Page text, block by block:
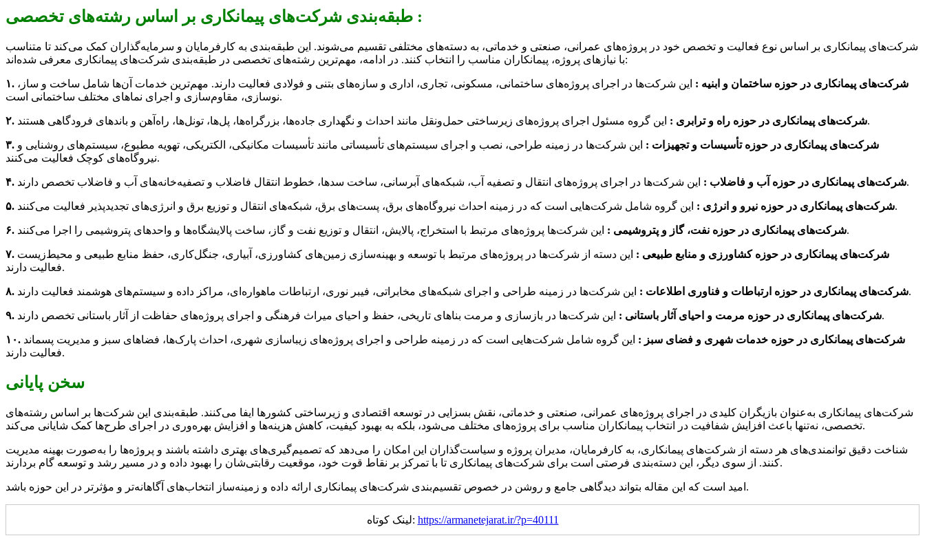
طبقه‌بندی شرکت‌های پیمانکاری بر اساس رشته‌های تخصصی :
شرکت‌های پیمانکاری بر اساس نوع فعالیت و تخصص خود در پروژه‌های عمرانی، صنعتی و خدماتی، به دسته‌های مختلفی تقسیم می‌شوند. این طبقه‌بندی به کارفرمایان و سرمایه‌گذاران کمک می‌کند تا متناسب
با نیازهای پروژه، پیمانکاران مناسب را انتخاب کنند. در ادامه، مهم‌ترین رشته‌های تخصصی در طبقه‌بندی شرکت‌های پیمانکاری معرفی شده‌اند:
۱. شرکت‌های پیمانکاری در حوزه ساختمان و ابنیه : این شرکت‌ها در اجرای پروژه‌های ساختمانی، مسکونی، تجاری، اداری و سازه‌های بتنی و فولادی فعالیت دارند. مهم‌ترین خدمات آن‌ها شامل ساخت و ساز،
نوسازی، مقاوم‌سازی و اجرای نماهای مختلف ساختمانی است.
۲. شرکت‌های پیمانکاری در حوزه راه و ترابری :این گروه مسئول اجرای پروژه‌های زیرساختی حمل‌ونقل مانند احداث و نگهداری جاده‌ها، بزرگراه‌ها، پل‌ها، تونل‌ها، راه‌آهن و باندهای فرودگاهی هستند.
۳. شرکت‌های پیمانکاری در حوزه تأسیسات و تجهیزات : این شرکت‌ها در زمینه طراحی، نصب و اجرای سیستم‌های تأسیساتی مانند تأسیسات مکانیکی، الکتریکی، تهویه مطبوع، سیستم‌های روشنایی و
نیروگاه‌های کوچک فعالیت می‌کنند.
۴. شرکت‌های پیمانکاری در حوزه آب و فاضلاب :این شرکت‌ها در اجرای پروژه‌های انتقال و تصفیه آب، شبکه‌های آبرسانی، ساخت سدها، خطوط انتقال فاضلاب و تصفیه‌خانه‌های آب و فاضلاب تخصص دارند.
۵. شرکت‌های پیمانکاری در حوزه نیرو و انرژی :این گروه شامل شرکت‌هایی است که در زمینه احداث نیروگاه‌های برق، پست‌های برق، شبکه‌های انتقال و توزیع برق و انرژی‌های تجدیدپذیر فعالیت می‌کنند.
۶. شرکت‌های پیمانکاری در حوزه نفت، گاز و پتروشیمی :این شرکت‌ها پروژه‌های مرتبط با استخراج، پالایش، انتقال و توزیع نفت و گاز، ساخت پالایشگاه‌ها و واحدهای پتروشیمی را اجرا می‌کنند.
۷. شرکت‌های پیمانکاری در حوزه کشاورزی و منابع طبیعی : این دسته از شرکت‌ها در پروژه‌های مرتبط با توسعه و بهینه‌سازی زمین‌های کشاورزی، آبیاری، جنگل‌کاری، حفظ منابع طبیعی و محیط‌زیست
فعالیت دارند.
۸. شرکت‌های پیمانکاری در حوزه ارتباطات و فناوری اطلاعات :این شرکت‌ها در زمینه طراحی و اجرای شبکه‌های مخابراتی، فیبر نوری، ارتباطات ماهواره‌ای، مراکز داده و سیستم‌های هوشمند فعالیت دارند.
۹. شرکت‌های پیمانکاری در حوزه مرمت و احیای آثار باستانی :این شرکت‌ها در بازسازی و مرمت بناهای تاریخی، حفظ و احیای میراث فرهنگی و اجرای پروژه‌های حفاظت از آثار باستانی تخصص دارند.
۱۰. شرکت‌های پیمانکاری در حوزه خدمات شهری و فضای سبز : این گروه شامل شرکت‌هایی است که در زمینه طراحی و اجرای پروژه‌های زیباسازی شهری، احداث پارک‌ها، فضاهای سبز و مدیریت پسماند
فعالیت دارند.
سخن پایانی
شرکت‌های پیمانکاری به‌عنوان بازیگران کلیدی در اجرای پروژه‌های عمرانی، صنعتی و خدماتی، نقش بسزایی در توسعه اقتصادی و زیرساختی کشورها ایفا می‌کنند. طبقه‌بندی این شرکت‌ها بر اساس رشته‌های
تخصصی، نه‌تنها باعث افزایش شفافیت در انتخاب پیمانکاران مناسب برای پروژه‌های مختلف می‌شود، بلکه به بهبود کیفیت، کاهش هزینه‌ها و افزایش بهره‌وری در اجرای طرح‌ها کمک شایانی می‌کند.
شناخت دقیق توانمندی‌های هر دسته از شرکت‌های پیمانکاری، به کارفرمایان، مدیران پروژه و سیاست‌گذاران این امکان را می‌دهد که تصمیم‌گیری‌های بهتری داشته باشند و پروژه‌ها را به‌صورت بهینه مدیریت
کنند. از سوی دیگر، این دسته‌بندی فرصتی است برای شرکت‌های پیمانکاری تا با تمرکز بر نقاط قوت خود، موقعیت رقابتی‌شان را بهبود داده و در مسیر رشد و توسعه گام بردارند.
امید است که این مقاله بتواند دیدگاهی جامع و روشن در خصوص تقسیم‌بندی شرکت‌های پیمانکاری ارائه داده و زمینه‌ساز انتخاب‌های آگاهانه‌تر و مؤثرتر در این حوزه باشد.
لینک کوتاه: https://armanetejarat.ir/?p=40111